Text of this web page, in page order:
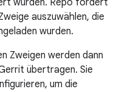
wurden. Repo fordert
auszuwählen, die
wurden.
Zweigen werden dann
übertragen. Sie
um die